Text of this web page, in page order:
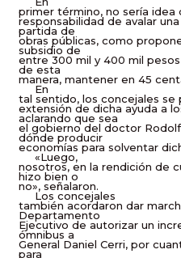
primer término, no sería idea
responsabilidad de avalar
partida de
obras públicas, como
subsidio de
entre 300 mil y 400 mil
de esta
manera, mantener en 45
En
tal sentido, los concejales se
extensión de dicha ayuda a
aclarando que sea
el gobierno del doctor
dónde producir
economías para solventar
«Luego,
nosotros, en la rendición de
hizo bien o
no», señalaron.
Los concejales
también acordaron dar
Departamento
Ejecutivo de autorizar un
ómnibus a
General Daniel Cerri, por
para